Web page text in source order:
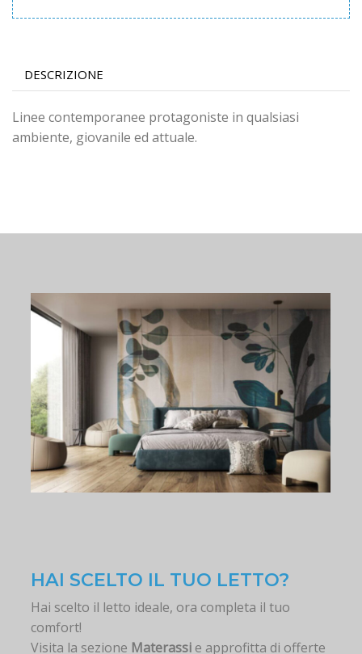
DESCRIZIONE
Linee contemporanee protagoniste in qualsiasi
ambiente, giovanile ed attuale.
HAI SCELTO IL TUO LETTO?
Hai scelto il letto ideale, ora completa il tuo
comfort!
Visita la sezione Materassi e approfitta di offerte